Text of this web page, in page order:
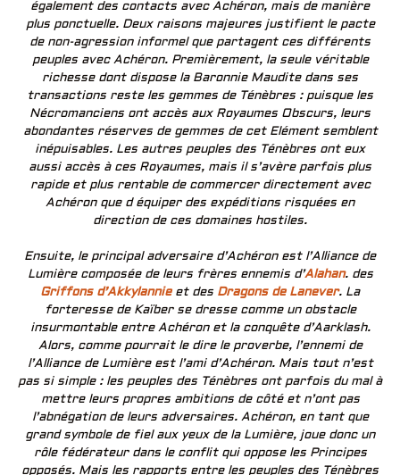
également des contacts avec Achéron, mais de manière
plus ponctuelle. Deux raisons majeures justifient le pacte
de non-agression informel que partagent ces différents
peuples avec Achéron. Premièrement, la seule véritable
richesse dont dispose la Baronnie Maudite dans ses
transactions reste les gemmes de Ténèbres : puisque les
Nécromanciens ont accès aux Royaumes Obscurs, leurs
abondantes réserves de gemmes de cet Elément semblent
inépuisables. Les autres peuples des Ténèbres ont eux
aussi accès à ces Royaumes, mais il s’avère parfois plus
rapide et plus rentable de commercer directement avec
Achéron que d équiper des expéditions risquées en
direction de ces domaines hostiles.
Ensuite, le principal adversaire d’Achéron est l’Alliance de
Lumière composée de leurs frères ennemis d’Alahan. des
Griffons d’Akkylannieet des Dragons de Lanever. La
forteresse de Kaïber se dresse comme un obstacle
insurmontable entre Achéron et la conquête d’Aarklash.
Alors, comme pourrait le dire le proverbe, l’ennemi de
l’Alliance de Lumière est l’ami d’Achéron. Mais tout n’est
pas si simple : les peuples des Ténèbres ont parfois du mal à
mettre leurs propres ambitions de côté et n’ont pas
l’abnégation de leurs adversaires. Achéron, en tant que
grand symbole de fiel aux yeux de la Lumière, joue donc un
rôle fédérateur dans le conflit qui oppose les Principes
opposés. Mais les rapports entre les peuples des Ténèbres